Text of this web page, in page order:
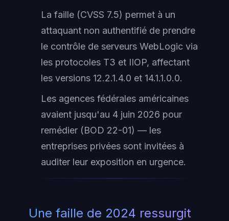
La faille (CVSS 7.5) permet à un
attaquant non authentifié de prendre
le contrôle de serveurs WebLogic via
les protocoles T3 et IIOP, affectant
les versions 12.2.1.4.0 et 14.1.1.0.0.
Les agences fédérales américaines
avaient jusqu'au 4 juin 2026 pour
remédier (BOD 22-01) — les
entreprises privées sont invitées à
auditer leur exposition en urgence.
Une faille de 2024 ressurgit